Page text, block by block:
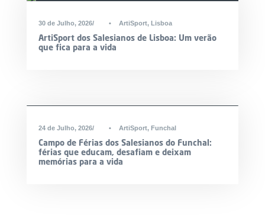
30 de Julho, 2026 • ArtiSport, Lisboa
ArtiSport dos Salesianos de Lisboa: Um verão
que fica para a vida
24 de Julho, 2026 • ArtiSport, Funchal
Campo de Férias dos Salesianos do Funchal:
férias que educam, desafiam e deixam
memórias para a vida